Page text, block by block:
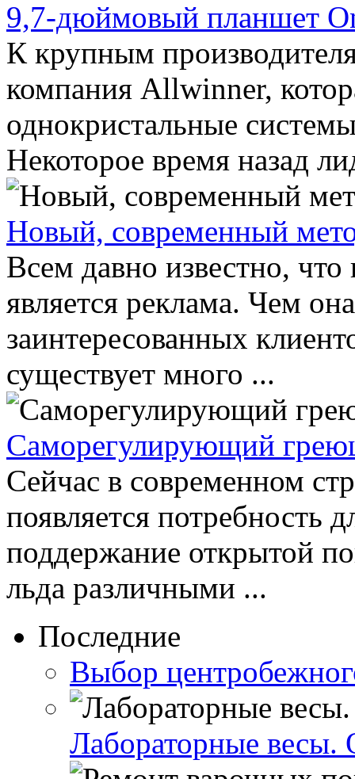
9,7-дюймовый планшет
К крупным
компания Allwinner,
однокристальные
Некоторое время назад
Новый, современный
Всем давно известно,
является реклама. Чем
заинтересованных
существует много ...
Саморегулирующий
Сейчас в современном
появляется потребность
поддержание открытой
льда различными ...
Последние
Выбор
Лабораторные весы.